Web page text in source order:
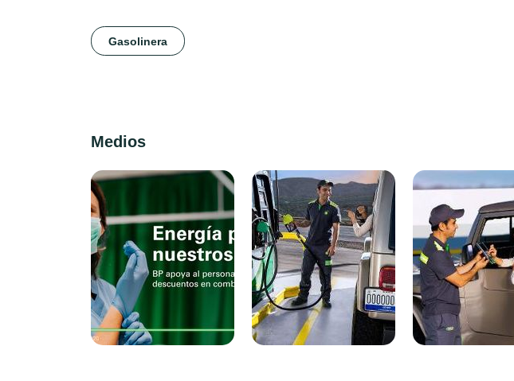
Gasolinera
Medios